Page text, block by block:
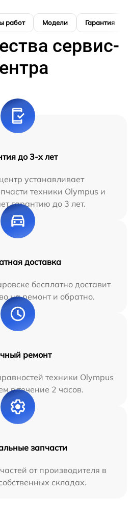
работ Модели Гарантия
сервис-
до 3-х лет
устанавливает
техники Olympus и
гарантию до 3 лет.
доставка
бесплатно доставит
на ремонт и обратно.
ремонт
техники Olympus
в течение 2 часов.
запчасти
от производителя в
складах.